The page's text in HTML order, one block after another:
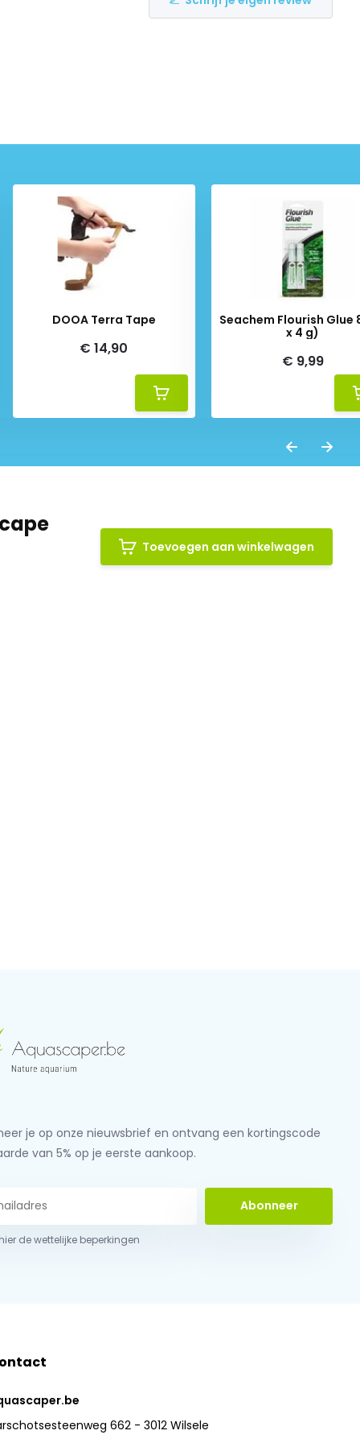
DOOA Terra Tape
€ 14,90
Seachem Flourish Glue
x 4 g)
€ 9,99
Toevoegen aan winkelwagen
je op onze nieuwsbrief en ontvang een kortingscode
van 5% op je eerste aankoop.
Abonneer
de wettelijke beperkingen
662 - 3012 Wilsele